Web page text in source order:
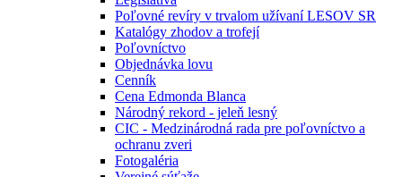
Poľovné revíry v trvalom užívaní LESOV SR
Katalógy zhodov a trofejí
Poľovníctvo
Objednávka lovu
Cenník
Cena Edmonda Blanca
Národný rekord - jeleň lesný
CIC - Medzinárodná rada pre poľovníctvo a
ochranu zveri
Fotogaléria